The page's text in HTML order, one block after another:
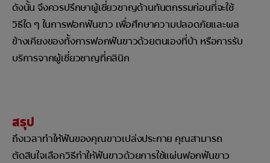
ดังนั้น จึงควรปรึกษาผู้เชี่ยวชาญด้านทันตกรรมก่อนที่จะใช้
วิธีใด ๆ ในการฟอกฟันขาว เพื่อศึกษาความปลอดภัยและผล
ข้างเคียงของทั้งการฟอกฟันขาวด้วยตนเองที่บ้า หรือการรับ
บริการจากผู้เชี่ยวชาญที่คลินิก
สรุป
ถึงเวลาทำให้ฟันของคุณขาวเปล่งประกาย คุณสามารถ
ตัดสินใจเลือกวิธีทำให้ฟันขาวด้วยการใช้แผ่นฟอกฟันขาว